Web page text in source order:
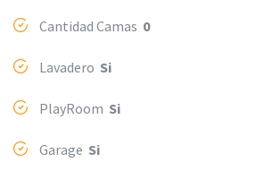
Cantidad Camas 0
Lavadero Si
PlayRoom Si
Garage Si